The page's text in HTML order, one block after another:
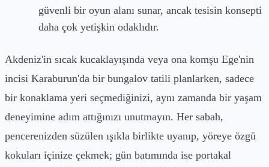
güvenli bir oyun alanı sunar, ancak tesisin konsepti
daha çok yetişkin odaklıdır.
Akdeniz'in sıcak kucaklayışında veya ona komşu Ege'nin
incisi Karaburun'da bir bungalov tatili planlarken, sadece
bir konaklama yeri seçmediğinizi, aynı zamanda bir yaşam
deneyimine adım attığınızı unutmayın. Her sabah,
pencerenizden süzülen ışıkla birlikte uyanıp, yöreye özgü
kokuları içinize çekmek; gün batımında ise portakal